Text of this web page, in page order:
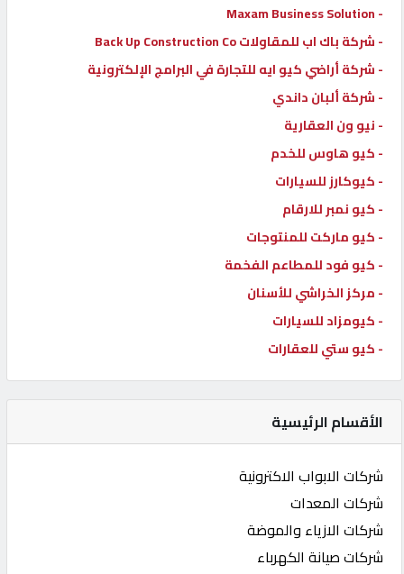
POWERED
QHOST
- Maxam Business Solution
- شركة باك اب للمقاولات Back Up Construction Co
- شركة أراضي كيو ايه للتجارة في البرامج الإلكترونية
- شركة ألبان داندي
- نيو ون العقارية
- كيو هاوس للخدم
- كيوكارز للسيارات
- كيو نمبر للارقام
- كيو ماركت للمنتوجات
- كيو فود للمطاعم الفخمة
- مركز الخراشي للأسنان
- كيومزاد للسيارات
- كيو ستي للعقارات
الأقسام الرئيسية
شركات الابواب الاكترونية
شركات المعدات
شركات الازياء والموضة
شركات صيانة الكهرباء